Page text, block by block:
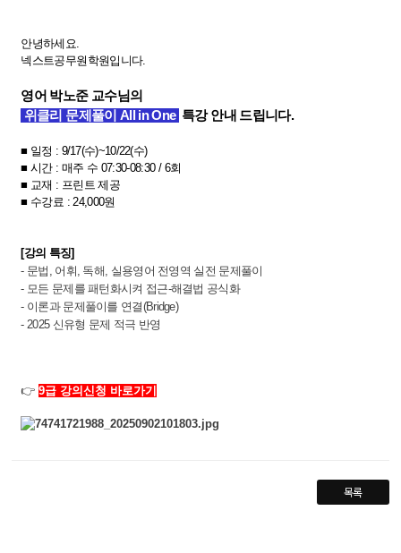
안녕하세요.
넥스트공무원학원입니다.
영어 박노준 교수님의
위클리 문제풀이 All in One 특강 안내 드립니다.
■ 일정 : 9/17(수)~10/22(수)
■​시간 : 매주 수 07:30-08:30 / 6회
■ ​ 교재 : 프린트 제공
■ 수강료 : 24,000원
[강의 특징]
- 문법, 어휘, 독해, 실용영어 전영역 실전 문제풀이
- 모든 문제를 패턴화시켜 접근-해결법 공식화
- 이론과 문제풀이를 연결(Bridge)
- 2025 신유형 문제 적극 반영
👉 9급 강의신청 바로가기
목록